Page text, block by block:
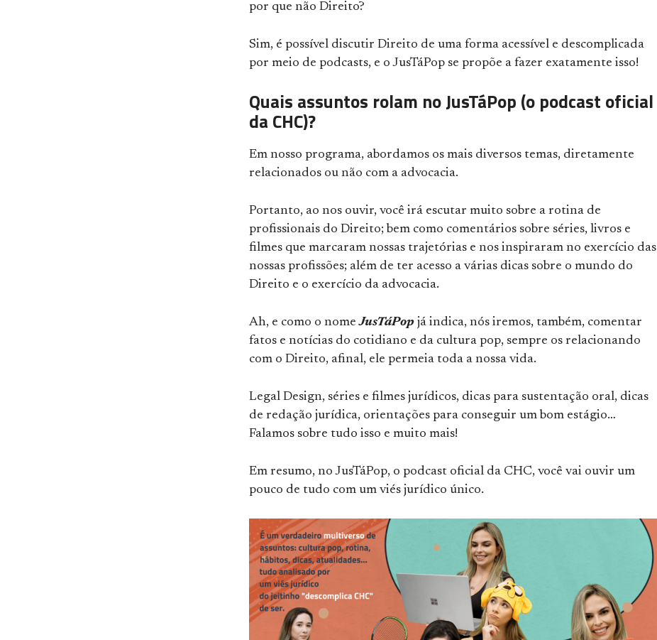
por que não Direito?
Sim, é possível discutir Direito de uma forma acessível e descomplicada
por meio de podcasts, e o JusTáPop se propõe a fazer exatamente isso!
Quais assuntos rolam no JusTáPop (o podcast oficial
da CHC)?
Em nosso programa, abordamos os mais diversos temas, diretamente
relacionados ou não com a advocacia.
Portanto, ao nos ouvir, você irá escutar muito sobre a rotina de
profissionais do Direito; bem como comentários sobre séries, livros e
filmes que marcaram nossas trajetórias e nos inspiraram no exercício das
nossas profissões; além de ter acesso a várias dicas sobre o mundo do
Direito e o exercício da advocacia.
Ah, e como o nomeJusTáPop já indica, nós iremos, também, comentar
fatos e notícias do cotidiano e da cultura pop, sempre os relacionando
com o Direito, afinal, ele permeia toda a nossa vida.
Legal Design, séries e filmes jurídicos, dicas para sustentação oral, dicas
de redação jurídica, orientações para conseguir um bom estágio…
Falamos sobre tudo isso e muito mais!
Em resumo, no JusTáPop, o podcast oficial da CHC, você vai ouvir um
pouco de tudo com um viés jurídico único.